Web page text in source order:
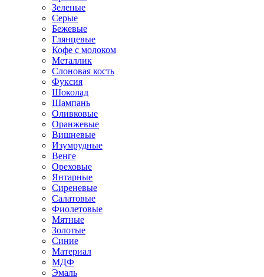
Зеленые
Серые
Бежевые
Глянцевые
Кофе с молоком
Металлик
Слоновая кость
Фуксия
Шоколад
Шампань
Оливковые
Оранжевые
Вишневые
Изумрудные
Венге
Ореховые
Янтарные
Сиреневые
Салатовые
Фиолетовые
Мятные
Золотые
Синие
Материал
МДФ
Эмаль